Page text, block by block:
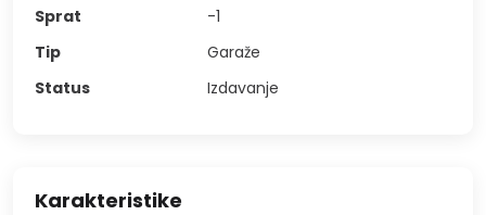
Sprat
-1
Tip
Garaže
Status
Izdavanje
Karakteristike